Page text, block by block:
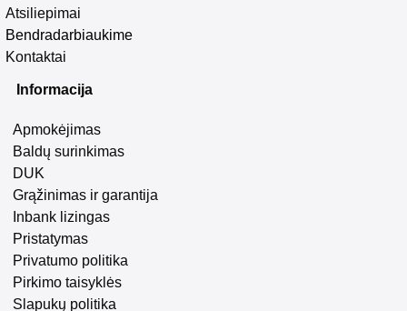
Atsiliepimai
Bendradarbiaukime
Kontaktai
Informacija
Apmokėjimas
Baldų surinkimas
DUK
Grąžinimas ir garantija
Inbank lizingas
Pristatymas
Privatumo politika
Pirkimo taisyklės
Slapukų politika